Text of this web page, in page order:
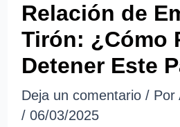
Relación de
Tirón: ¿Cómo
Detener Este
Deja un comentario / Por
/ 06/03/2025